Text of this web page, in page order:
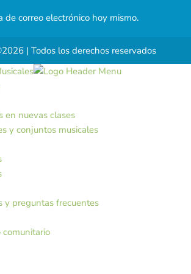
de correo electrónico hoy mismo.
| Todos los derechos reservados
en nuevas clases
y conjuntos musicales
y preguntas frecuentes